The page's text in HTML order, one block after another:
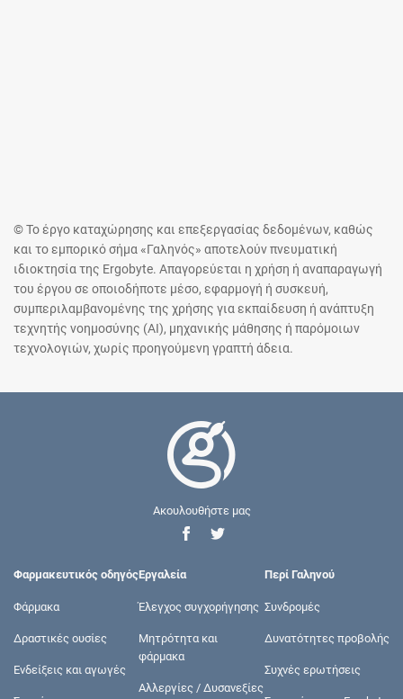
© Το έργο καταχώρησης και επεξεργασίας δεδομένων, καθώς
και το εμπορικό σήμα «Γαληνός» αποτελούν πνευματική
ιδιοκτησία της Ergobyte. Απαγορεύεται η χρήση ή αναπαραγωγή
του έργου σε οποιοδήποτε μέσο, εφαρμογή ή συσκευή,
συμπεριλαμβανομένης της χρήσης για εκπαίδευση ή ανάπτυξη
τεχνητής νοημοσύνης (AI), μηχανικής μάθησης ή παρόμοιων
τεχνολογιών, χωρίς προηγούμενη γραπτή άδεια.
Ακουλουθήστε μας
Φαρμακευτικός οδηγός
Φάρμακα
Δραστικές ουσίες
Ενδείξεις και αγωγές
Εργαλεία
Έλεγχος συγχορήγησης
Μητρότητα και
φάρμακα
Αλλεργίες / Δυσανεξίες
Περί Γαληνού
Συνδρομές
Δυνατότητες προβολής
Συχνές ερωτήσεις